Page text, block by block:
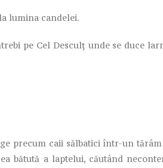
lumina candelei.
pe Cel Desculț unde se duce
precum caii sălbatici într-un
bătută a laptelui, căutând